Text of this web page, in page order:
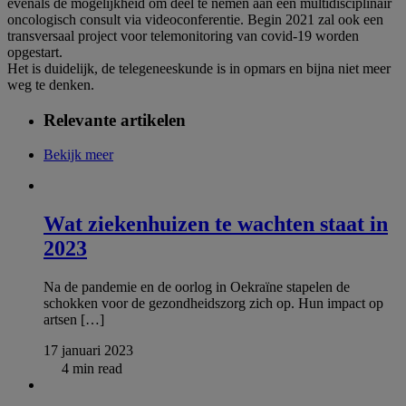
oncologisch consult via videoconferentie. Begin 2021 zal ook een
transversaal project voor telemonitoring van covid-19 worden
opgestart.
Het is duidelijk, de telegeneeskunde is in opmars en bijna niet meer
weg te denken.
Relevante artikelen
Bekijk meer
Wat ziekenhuizen te wachten staat in
2023
Na de pandemie en de oorlog in Oekraïne stapelen de
schokken voor de gezondheidszorg zich op. Hun impact op
artsen […]
17 januari 2023
4 min read